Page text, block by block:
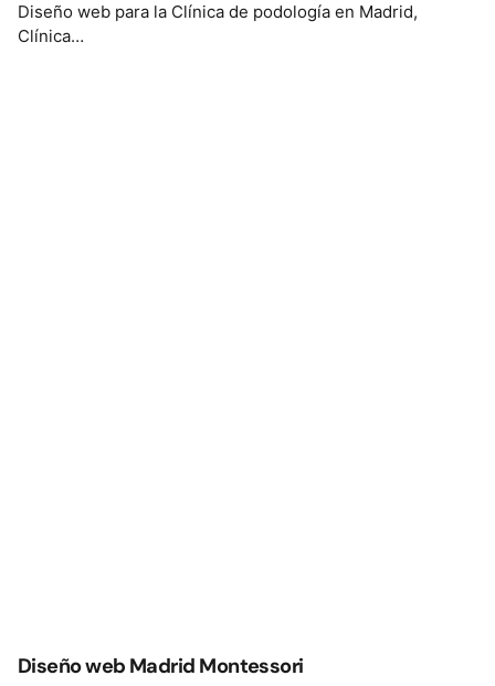
Diseño web para la Clínica de podología en Madrid,
Clínica…
Diseño web Madrid Montessori